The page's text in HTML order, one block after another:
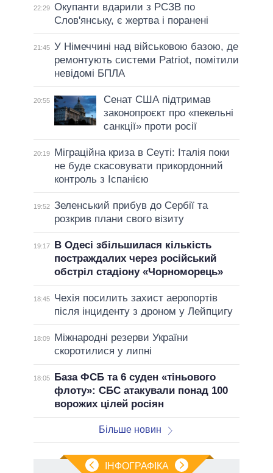
22:29 Окупанти вдарили з РСЗВ по
Слов'янську, є жертва і поранені
21:45 У Німеччині над військовою базою, де
ремонтують системи Patriot, помітили
невідомі БПЛА
20:55
Сенат США підтримав
законопроєкт про «пекельні
санкції» проти росії
20:19
Міграційна криза в Сеуті: Італія поки
не буде скасовувати прикордонний
контроль з Іспанією
19:52 Зеленський прибув до Сербії та
розкрив плани свого візиту
19:17
В Одесі збільшилася кількість
постраждалих через російський
обстріл стадіону «Чорноморець»
18:45
Чехія посилить захист аеропортів
після інциденту з дроном у Лейпцигу
18:09
Міжнародні резерви України
скоротилися у липні
18:05
База ФСБ та 6 суден «тіньового
флоту»: СБС атакували понад 100
ворожих цілей росіян
Більше новин
ІНФОГРАФІКА